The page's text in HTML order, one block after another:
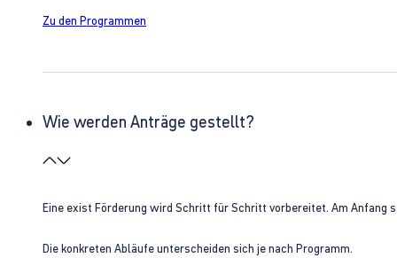
Zu den Programmen
Wie werden Anträge gestellt?
Eine exist Förderung wird Schritt für Schritt vorbereitet. Am Anfang
Die konkreten Abläufe unterscheiden sich je nach Programm.